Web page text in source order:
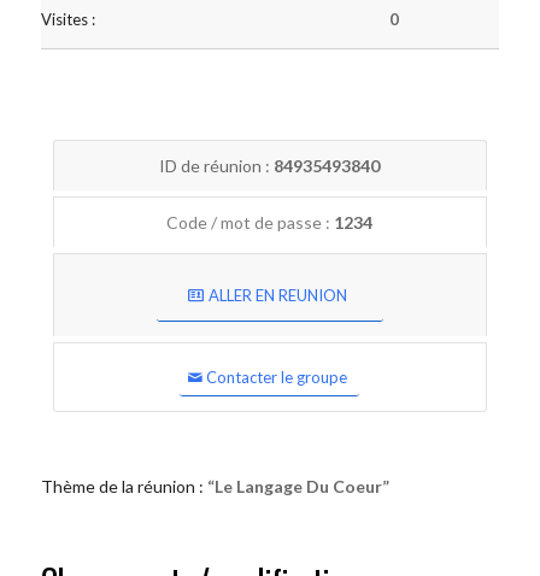
Visites : 0
ID de réunion : 84935493840
Code / mot de passe : 1234
ALLER EN REUNION
Contacter le groupe
Thème de la réunion : “Le Langage Du Coeur”